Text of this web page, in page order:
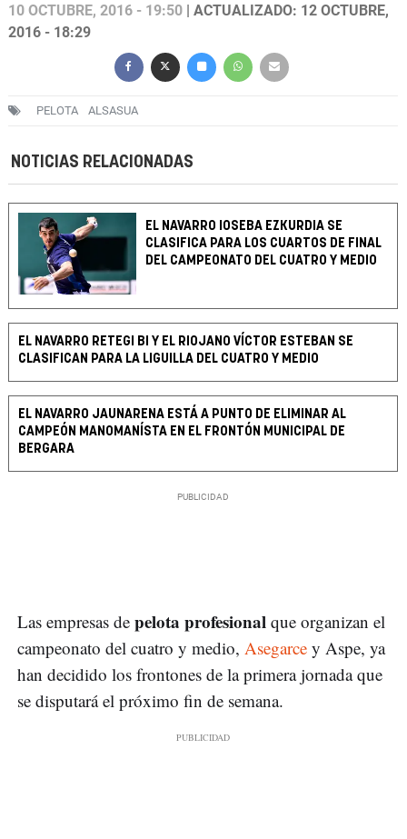
10 OCTUBRE, 2016 - 19:50 | ACTUALIZADO: 12 OCTUBRE,
2016 - 18:29
PELOTA ALSASUA
NOTICIAS RELACIONADAS
EL NAVARRO IOSEBA EZKURDIA SE
CLASIFICA PARA LOS CUARTOS DE FINAL
DEL CAMPEONATO DEL CUATRO Y MEDIO
EL NAVARRO RETEGI BI Y EL RIOJANO VÍCTOR ESTEBAN SE
CLASIFICAN PARA LA LIGUILLA DEL CUATRO Y MEDIO
EL NAVARRO JAUNARENA ESTÁ A PUNTO DE ELIMINAR AL
CAMPEÓN MANOMANÍSTA EN EL FRONTÓN MUNICIPAL DE
BERGARA
Las empresas de pelota profesional que organizan el
campeonato del cuatro y medio, Asegarce y Aspe, ya
han decidido los frontones de la primera jornada que
se disputará el próximo fin de semana.